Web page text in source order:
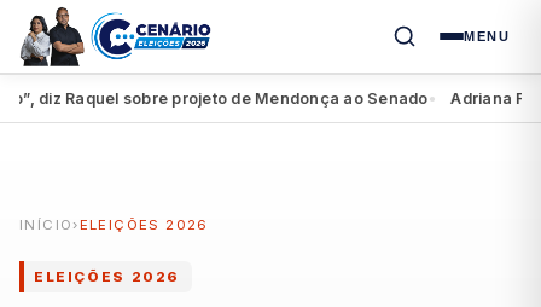
MENU
diz Raquel sobre projeto de Mendonça ao Senado● Adriana
INÍCIO ›ELEIÇÕES 2026
ELEIÇÕES 2026